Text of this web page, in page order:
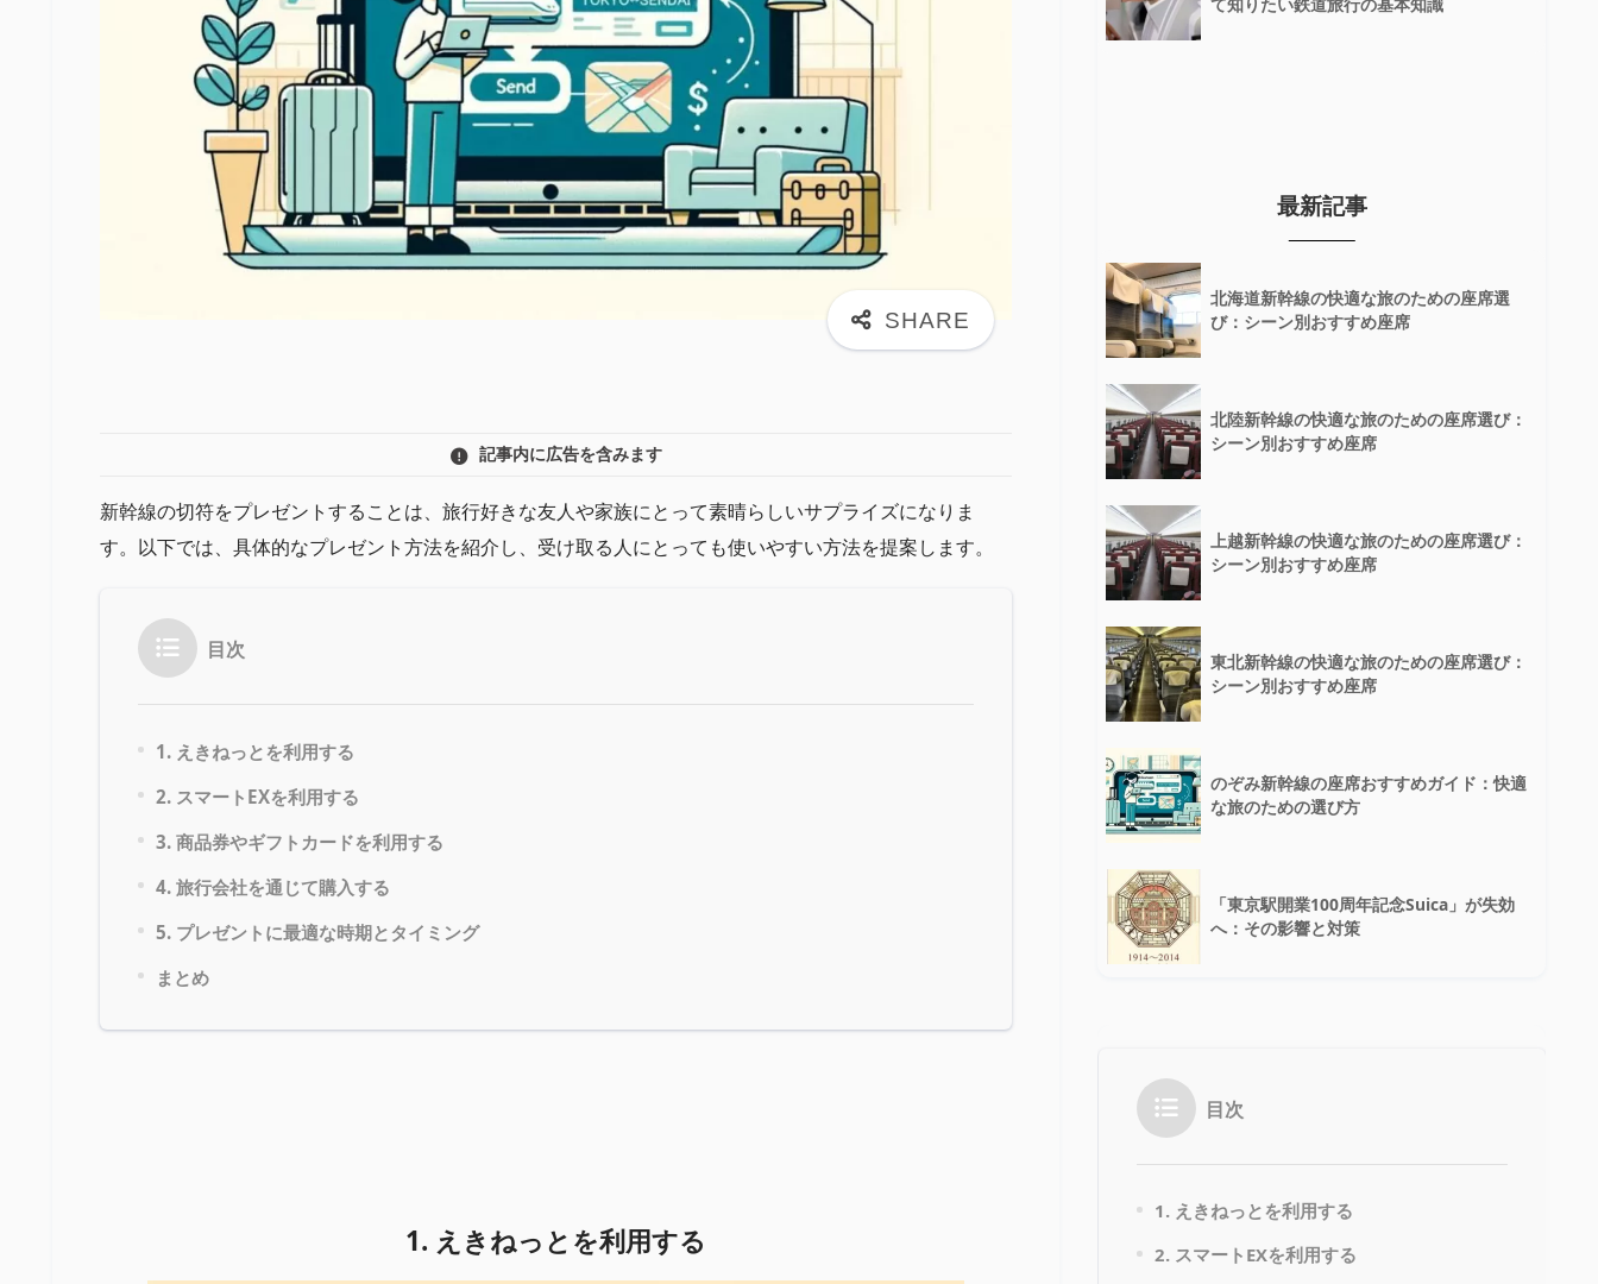
記事内に広告を含みます
新幹線の切符をプレゼントすることは、旅行好きな友人や家族にとって素晴らしいサプライズになりま
す。以下では、具体的なプレゼント方法を紹介し、受け取る人にとっても使いやすい方法を提案します。
目次
1. えきねっとを利用する
2. スマートEXを利用する
3. 商品券やギフトカードを利用する
4. 旅行会社を通じて購入する
5. プレゼントに最適な時期とタイミング
まとめ
1. えきねっとを利用する
最新記事
北海道新幹線の快適な旅のための座席選
び：シーン別おすすめ座席
北陸新幹線の快適な旅のための座席選び：
シーン別おすすめ座席
上越新幹線の快適な旅のための座席選び：
シーン別おすすめ座席
東北新幹線の快適な旅のための座席選び：
シーン別おすすめ座席
のぞみ新幹線の座席おすすめガイド：快適
な旅のための選び方
「東京駅開業100周年記念Suica」が失効
へ：その影響と対策
目次
1. えきねっとを利用する
2. スマートEXを利用する